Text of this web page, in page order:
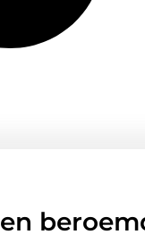
en